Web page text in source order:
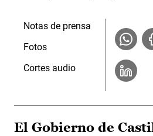
Notas de prensa
Fotos
Cortes audio
El Gobierno de